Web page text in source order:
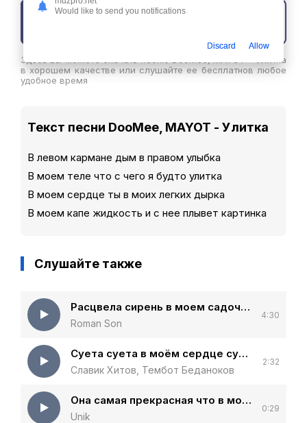
Здесь вы можете скачать песню DooMee, MAYOT - Улитка
в хорошем качестве или слушайте ее бесплатнов любое
удобное время
Текст песни DooMee, MAYOT - Улитка
В левом кармане дым в правом улыбка
В моем теле что с чего я будто улитка
В моем сердце ты в моих легких дырка
В моем капе жидкость и с нее плывет картинка
Слушайте также
Расцвела сирень в моем садочке
Roman Son
4:30
Суета суета в моём сердце суета
Славик Хитов, Тембот Беданоков
2:32
Она самая прекрасная что в моем сердце было
Unik
0:29
Would like to send you notifications
Discard Allow